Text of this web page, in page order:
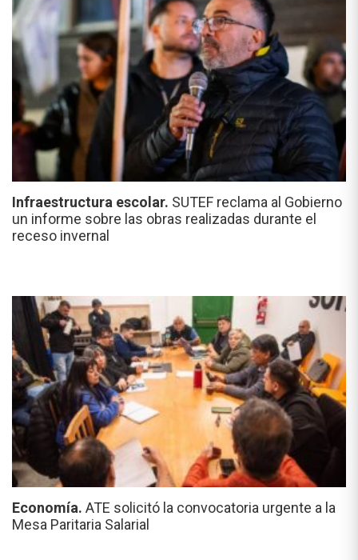
Infraestructura escolar. SUTEF reclama al Gobierno
un informe sobre las obras realizadas durante el
receso invernal
Economía. ATE solicitó la convocatoria urgente a la
Mesa Paritaria Salarial